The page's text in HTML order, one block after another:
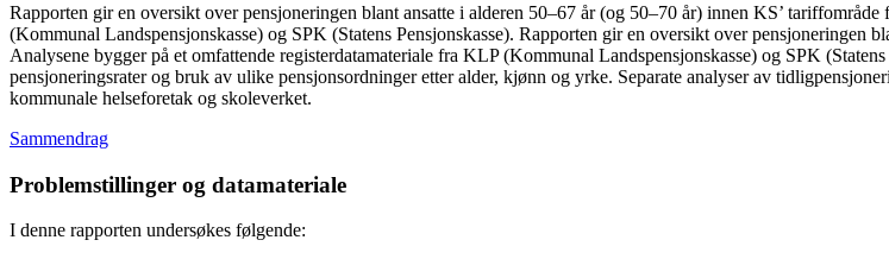
Rapporten gir en oversikt over pensjoneringen blant ansatte i alderen 50–67 år (og 50–70 år) innen KS’
(Kommunal Landspensjonskasse) og SPK (Statens Pensjonskasse). Rapporten gir en oversikt over
Analysene bygger på et omfattende registerdatamateriale fra KLP (Kommunal Landspensjonskasse) og SPK
pensjoneringsrater og bruk av ulike pensjonsordninger etter alder, kjønn og yrke. Separate analyser av
kommunale helseforetak og skoleverket.
Sammendrag
Problemstillinger og datamateriale
I denne rapporten undersøkes følgende: